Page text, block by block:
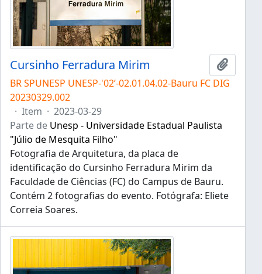
Cursinho Ferradura Mirim
BR SPUNESP UNESP-'02’-02.01.04.02-Bauru FC DIG
20230329.002
· Item · 2023-03-29
Parte de Unesp - Universidade Estadual Paulista
"Júlio de Mesquita Filho"
Fotografia de Arquitetura, da placa de
identificação do Cursinho Ferradura Mirim da
Faculdade de Ciências (FC) do Campus de Bauru.
Contém 2 fotografias do evento. Fotógrafa: Eliete
Correia Soares.